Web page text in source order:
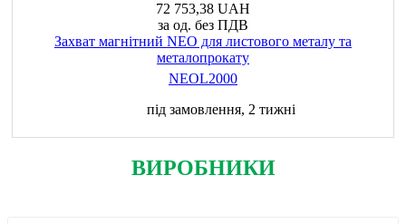
72 753,38 UAH
за од. без ПДВ
Захват магнітний NEO для листового металу та
металопрокату
NEOL2000
під замовлення, 2 тижні
ВИРОБНИКИ